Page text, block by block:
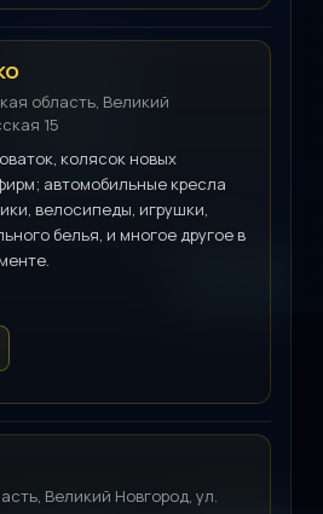
область, Великий
15
колясок новых
автомобильные кресла
велосипеды, игрушки,
белья, и многое другое в
Великий Новгород, ул.